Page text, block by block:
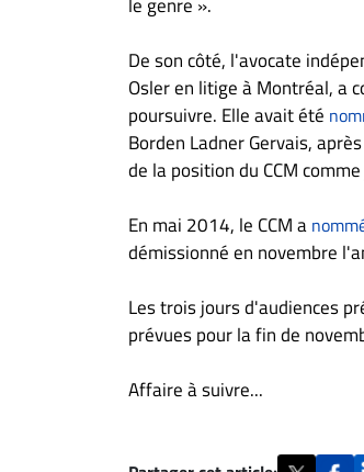
De son côté, l'avocate
Osler en litige à Montréal, a
poursuivre. Elle avait été
Borden Ladner Gervais,
de la position du CCM
En mai 2014, le CCM a
démissionné en novembre
Les trois jours d'audiences
prévues pour la fin de
Affaire à suivre...